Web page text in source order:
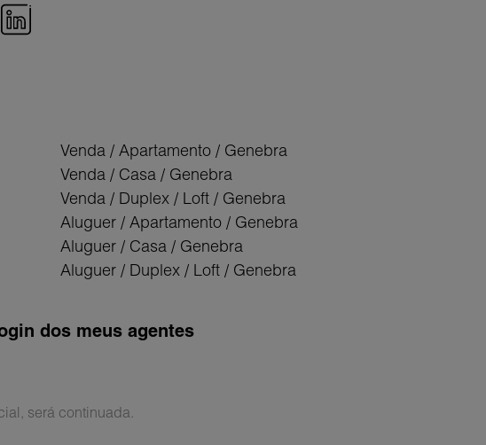
Venda / Apartamento / Genebra
Venda / Casa / Genebra
Venda / Duplex / Loft / Genebra
Aluguer / Apartamento / Genebra
Aluguer / Casa / Genebra
Aluguer / Duplex / Loft / Genebra
dos meus agentes
será continuada.